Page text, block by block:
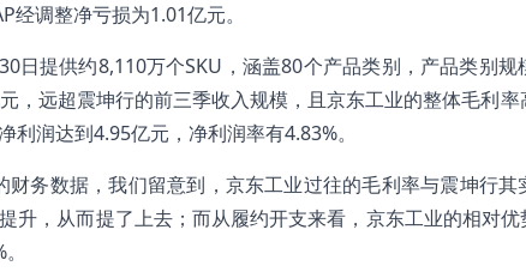
经调整净亏损为1.01亿元。
日提供约8,110万个SKU，涵盖80个产品类别，产品类别规
，远超震坤行的前三季收入规模，且京东工业的整体毛利
润达到4.95亿元，净利润率有4.83%。
务数据，我们留意到，京东工业过往的毛利率与震坤行
升，从而提了上去；而从履约开支来看，京东工业的相对